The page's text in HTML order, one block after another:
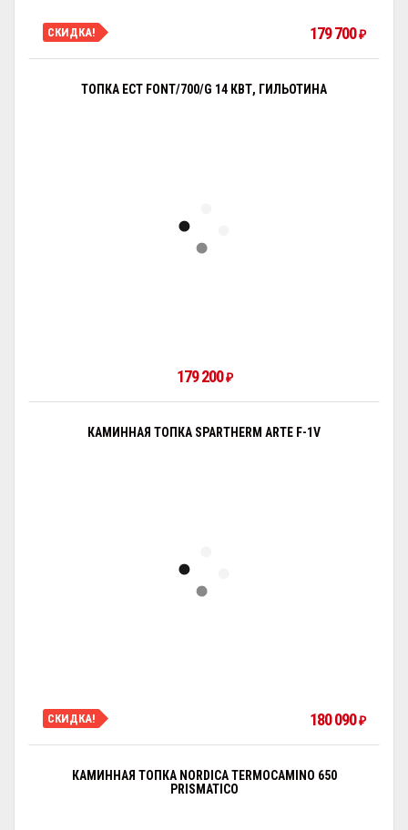
СКИДКА! 179 700₽
ТОПКА ECT FONT/700/G 14 КВТ, ГИЛЬОТИНА
179 200₽
КАМИННАЯ ТОПКА SPARTHERM ARTE F-1V
СКИДКА! 180 090₽
КАМИННАЯ ТОПКА NORDICA TERMOCAMINO 650
PRISMATICO